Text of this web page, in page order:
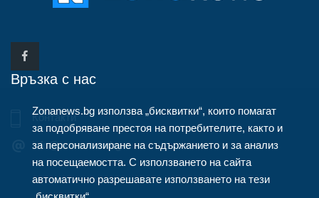
Връзка с нас
Контакти
info@zonanews.bg
Zonanews.bg използва „бисквитки“, които помагат
за подобряване престоя на потребителите, както и
за персонализиране на съдържанието и за анализ
на посещаемостта. С използването на сайта
автоматично разрешавате използването на тези